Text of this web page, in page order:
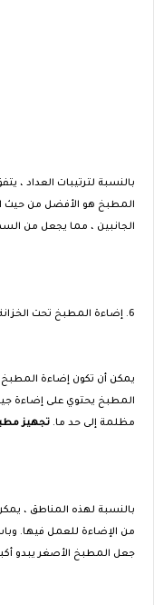
بالنسبة لترتيبات العداد
المطبخ هو الأفضل من حيث
الجانبين ، مما يجعل من
6. إضاءة المطبخ تحت الخزانة
يمكن أن تكون إضاءة
المطبخ يحتوي على إضاءة
مظلمة إلى حد ما.تجهيز
بالنسبة لهذه المناطق ،
من الإضاءة للعمل فيها.
جعل المطبخ الأصغر يبدو